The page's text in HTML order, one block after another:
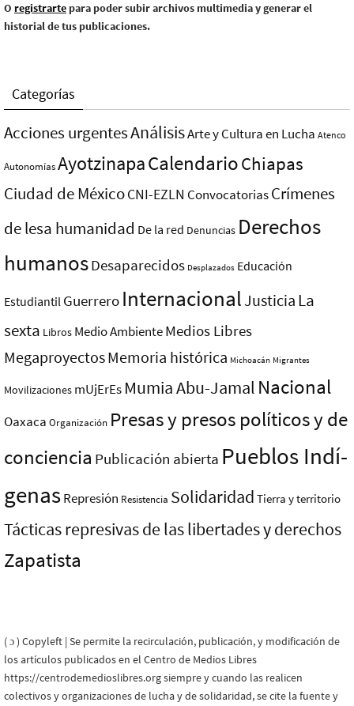
O registrarte para poder subir archivos multimedia y generar el
historial de tus publicaciones.
Categorías
Acciones urgentesAnálisisArte y Cultura en Lucha Atenco
AutonomíasAyotzinapaCalendarioChiapas
Ciudad de MéxicoCNI-EZLN ConvocatoriasCrímenes
de lesa humanidad De la red Denuncias Derechos
humanosDesaparecidos Desplazados Educación
Estudiantil Guerrero InternacionalJusticia La
sexta Libros Medio AmbienteMedios Libres
MegaproyectosMemoria histórica Michoacán Migrantes
Movilizaciones mUjErEs Mumia Abu-Jamal Nacional
Oaxaca Organización Presas y presos polí­ticos y de
conciencia Publicación abierta Pueblos Indí­
genasRepresión Resistencia Solidaridad Tierra y territorio
Tácticas represivas de las libertades y derechos
Zapatista
( ɔ ) Copyleft | Se permite la recirculación, publicación, y modificación de
los artículos publicados en el Centro de Medios Libres
https://centrodemedioslibres.org siempre y cuando las realicen
colectivos y organizaciones de lucha y de solidaridad, se cite la fuente y